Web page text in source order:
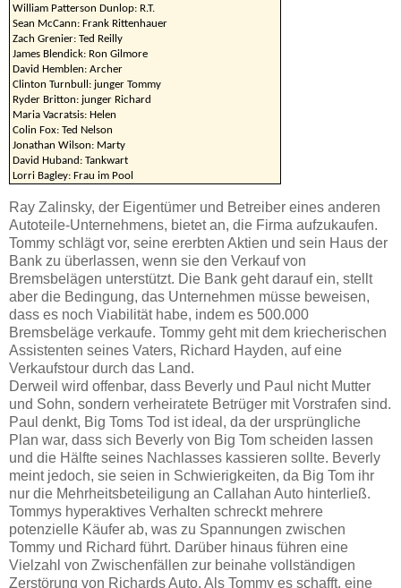
William Patterson Dunlop: R.T.
Sean McCann: Frank Rittenhauer
Zach Grenier: Ted Reilly
James Blendick: Ron Gilmore
David Hemblen: Archer
Clinton Turnbull: junger Tommy
Ryder Britton: junger Richard
Maria Vacratsis: Helen
Colin Fox: Ted Nelson
Jonathan Wilson: Marty
David Huband: Tankwart
Lorri Bagley: Frau im Pool
Ray Zalinsky, der Eigentümer und Betreiber eines anderen
Autoteile-Unternehmens, bietet an, die Firma aufzukaufen.
Tommy schlägt vor, seine ererbten Aktien und sein Haus der
Bank zu überlassen, wenn sie den Verkauf von
Bremsbelägen unterstützt. Die Bank geht darauf ein, stellt
aber die Bedingung, das Unternehmen müsse beweisen,
dass es noch Viabilität habe, indem es 500.000
Bremsbeläge verkaufe. Tommy geht mit dem kriecherischen
Assistenten seines Vaters, Richard Hayden, auf eine
Verkaufstour durch das Land.
Derweil wird offenbar, dass Beverly und Paul nicht Mutter
und Sohn, sondern verheiratete Betrüger mit Vorstrafen sind.
Paul denkt, Big Toms Tod ist ideal, da der ursprüngliche
Plan war, dass sich Beverly von Big Tom scheiden lassen
und die Hälfte seines Nachlasses kassieren sollte. Beverly
meint jedoch, sie seien in Schwierigkeiten, da Big Tom ihr
nur die Mehrheitsbeteiligung an Callahan Auto hinterließ.
Tommys hyperaktives Verhalten schreckt mehrere
potenzielle Käufer ab, was zu Spannungen zwischen
Tommy und Richard führt. Darüber hinaus führen eine
Vielzahl von Zwischenfällen zur beinahe vollständigen
Zerstörung von Richards Auto. Als Tommy es schafft, eine